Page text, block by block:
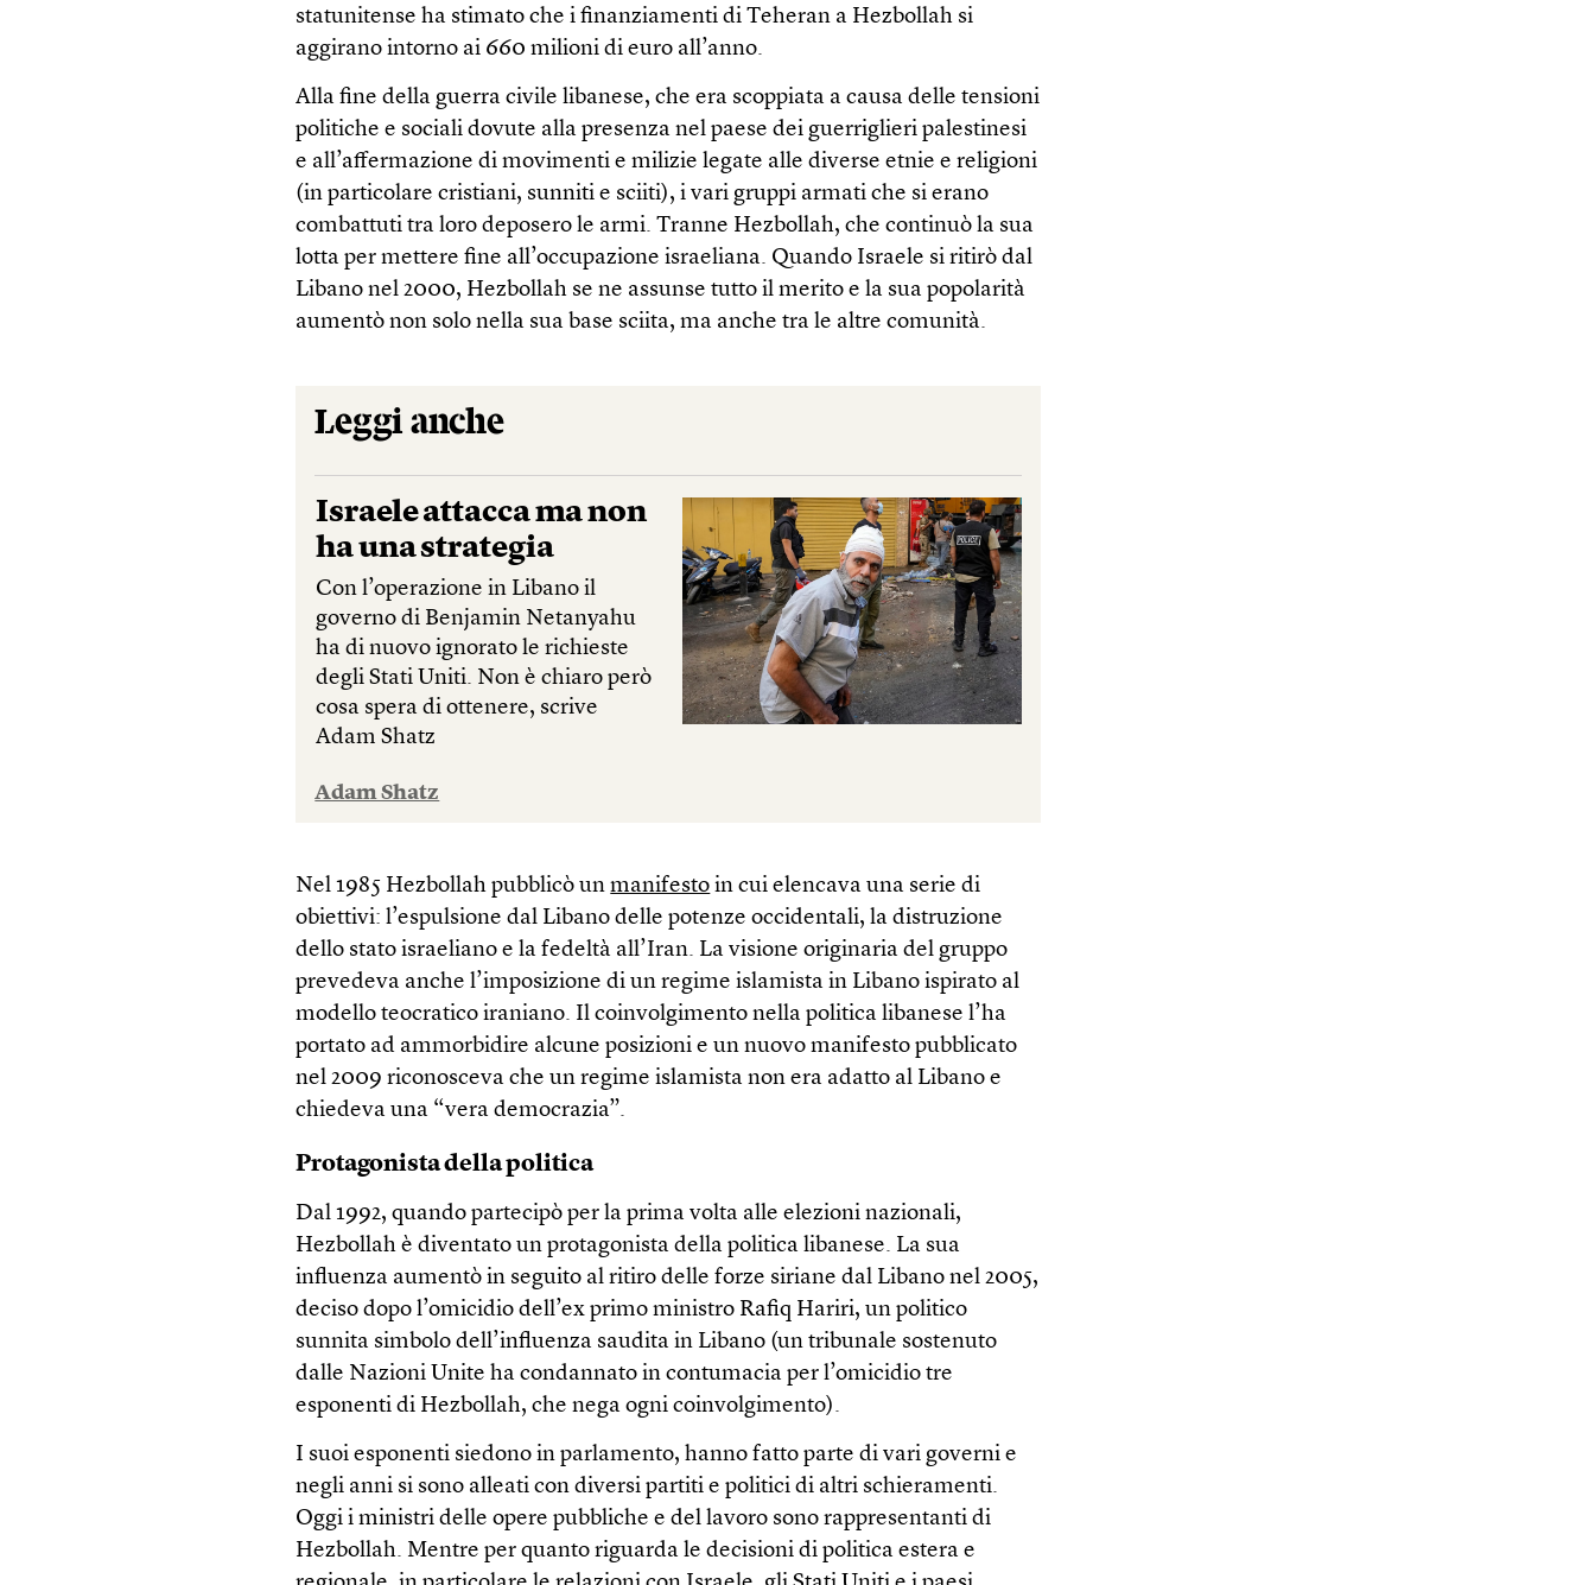
statunitense ha stimato che i finanziamenti di Teheran a Hezbollah si
aggirano intorno ai 660 milioni di euro all’anno.
Alla fine della guerra civile libanese, che era scoppiata a causa delle tensioni
politiche e sociali dovute alla presenza nel paese dei guerriglieri palestinesi
e all’affermazione di movimenti e milizie legate alle diverse etnie e religioni
(in particolare cristiani, sunniti e sciiti), i vari gruppi armati che si erano
combattuti tra loro deposero le armi. Tranne Hezbollah, che continuò la sua
lotta per mettere fine all’occupazione israeliana. Quando Israele si ritirò dal
Libano nel 2000, Hezbollah se ne assunse tutto il merito e la sua popolarità
aumentò non solo nella sua base sciita, ma anche tra le altre comunità.
Leggi anche
Israele attacca ma non
ha una strategia
Con l’operazione in Libano il
governo di Benjamin Netanyahu
ha di nuovo ignorato le richieste
degli Stati Uniti. Non è chiaro però
cosa spera di ottenere, scrive
Adam Shatz
Adam Shatz
Nel 1985 Hezbollah pubblicò unmanifesto in cui elencava una serie di
obiettivi: l’espulsione dal Libano delle potenze occidentali, la distruzione
dello stato israeliano e la fedeltà all’Iran. La visione originaria del gruppo
prevedeva anche l’imposizione di un regime islamista in Libano ispirato al
modello teocratico iraniano. Il coinvolgimento nella politica libanese l’ha
portato ad ammorbidire alcune posizioni e un nuovo manifesto pubblicato
nel 2009 riconosceva che un regime islamista non era adatto al Libano e
chiedeva una “vera democrazia”.
Protagonista della politica
Dal 1992, quando partecipò per la prima volta alle elezioni nazionali,
Hezbollah è diventato un protagonista della politica libanese. La sua
influenza aumentò in seguito al ritiro delle forze siriane dal Libano nel 2005,
deciso dopo l’omicidio dell’ex primo ministro Rafiq Hariri, un politico
sunnita simbolo dell’influenza saudita in Libano (un tribunale sostenuto
dalle Nazioni Unite ha condannato in contumacia per l’omicidio tre
esponenti di Hezbollah, che nega ogni coinvolgimento).
I suoi esponenti siedono in parlamento, hanno fatto parte di vari governi e
negli anni si sono alleati con diversi partiti e politici di altri schieramenti.
Oggi i ministri delle opere pubbliche e del lavoro sono rappresentanti di
Hezbollah. Mentre per quanto riguarda le decisioni di politica estera e